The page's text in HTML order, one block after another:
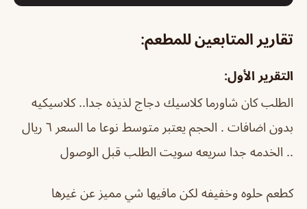
تقارير المتابعين للمطعم:
التقرير الأول:
الطلب كان شاورما كلاسيك دجاج لذيذه جدا.. كلاسيكيه
بدون اضافات . الحجم يعتبر متوسط نوعا ما السعر ٦ ريال
.. الخدمه جدا سريعه سويت الطلب قبل الوصول
كطعم حلوه وخفيفه لكن مافيها شي مميز عن غيرها